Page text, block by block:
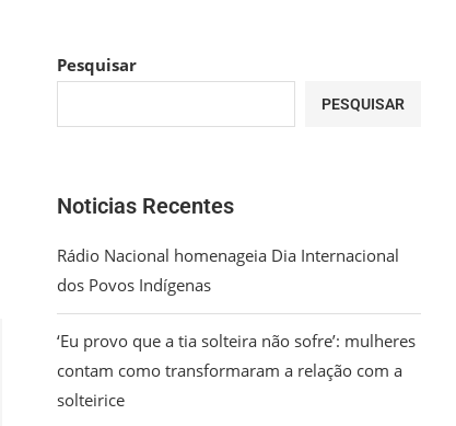
Pesquisar
PESQUISAR
Noticias Recentes
Rádio Nacional homenageia Dia Internacional
dos Povos Indígenas
‘Eu provo que a tia solteira não sofre’: mulheres
contam como transformaram a relação com a
solteirice